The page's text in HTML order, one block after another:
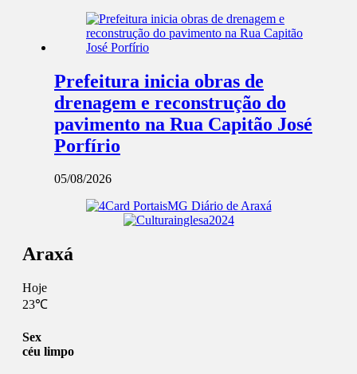
Prefeitura inicia obras de
drenagem e reconstrução do
pavimento na Rua Capitão José
Porfírio
05/08/2026
Araxá
Hoje
23℃
Sex
céu limpo